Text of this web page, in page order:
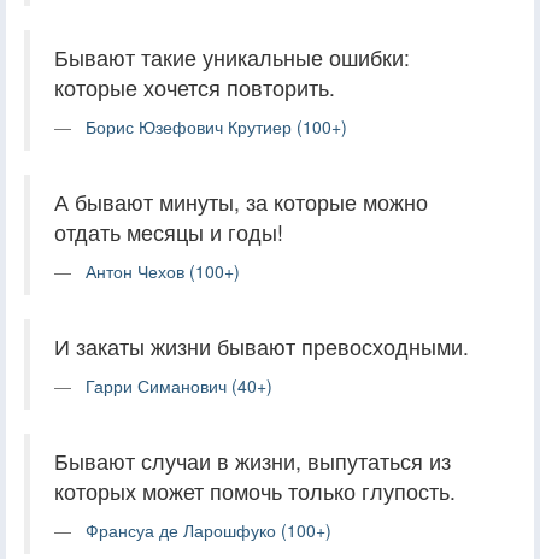
Бывают такие уникальные ошибки:
которые хочется повторить.
Борис Юзефович Крутиер (100+)
А бывают минуты, за которые можно
отдать месяцы и годы!
Антон Чехов (100+)
И закаты жизни бывают превосходными.
Гарри Симанович (40+)
Бывают случаи в жизни, выпутаться из
которых может помочь только глупость.
Франсуа де Ларошфуко (100+)